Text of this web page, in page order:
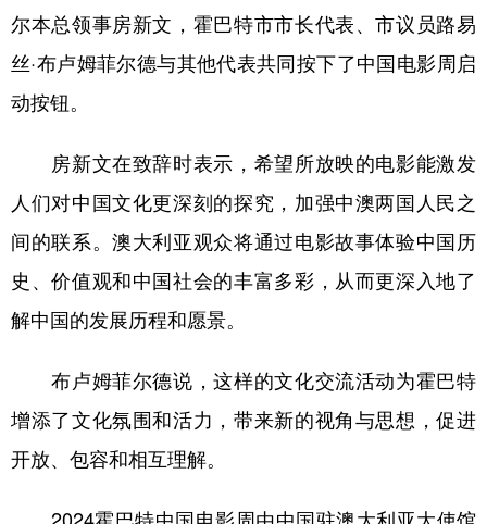
食品 人居 信息化 数字经济
学术中国 乡村振兴 银龄 溯源中国
彩票 娱乐 时尚 悦读
公益 一带一路 亚太网 上市公司
北京 天津 河北 山西
尔本总领事房新文，霍巴特市市长代表、市议员路易
丝·布卢姆菲尔德与其他代表共同按下了中国电影周启
动按钮。
房新文在致辞时表示，希望所放映的电影能激发
人们对中国文化更深刻的探究，加强中澳两国人民之
间的联系。澳大利亚观众将通过电影故事体验中国历
史、价值观和中国社会的丰富多彩，从而更深入地了
解中国的发展历程和愿景。
布卢姆菲尔德说，这样的文化交流活动为霍巴特
增添了文化氛围和活力，带来新的视角与思想，促进
开放、包容和相互理解。
2024霍巴特中国电影周由中国驻澳大利亚大使馆